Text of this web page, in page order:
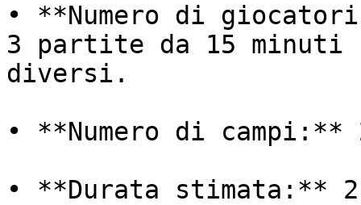
• **Numero di
3 partite da 15 minuti
diversi.
• **Numero di campi:**
• **Durata stimata:**